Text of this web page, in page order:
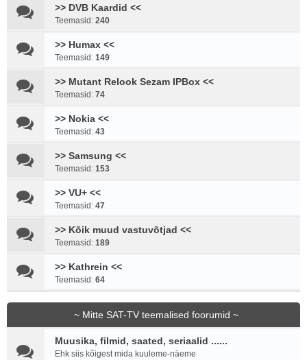
>> DVB Kaardid <<
Teemasid: 240
>> Humax <<
Teemasid: 149
>> Mutant Relook Sezam IPBox <<
Teemasid: 74
>> Nokia <<
Teemasid: 43
>> Samsung <<
Teemasid: 153
>> VU+ <<
Teemasid: 47
>> Kõik muud vastuvõtjad <<
Teemasid: 189
>> Kathrein <<
Teemasid: 64
~ Mitte SAT-TV teemalised foorumid ~
Muusika, filmid, saated, seriaalid ......
Ehk siis kõigest mida kuuleme-näeme